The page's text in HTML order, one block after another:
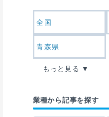
全国
青森県
もっと見る
業種から記事を探す